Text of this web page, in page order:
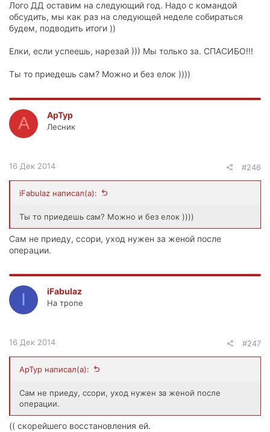
Лого ДД оставим на следующий год. Надо с командой
обсудить, мы как раз на следующей неделе собираться
будем, подводить итоги ))
Елки, если успеешь, нарезай ))) Мы только за. СПАСИБО!!!
Ты то приедешь сам? Можно и без елок ))))
A ApTyp
Лесник
16 Дек 2014 #246
iFabulaz написал(а):
Ты то приедешь сам? Можно и без елок ))))
Сам не приеду, ссори, уход нужен за женой после
операции.
I iFabulaz
На тропе
16 Дек 2014 #247
ApTyp написал(а):
Сам не приеду, ссори, уход нужен за женой после
операции.
(( скорейшего восстановления ей.